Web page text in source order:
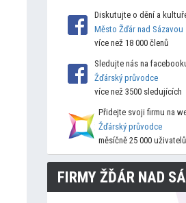
Diskutujte o dění a
Město Žďár nad Sázavou
více než 18 000 členů
Sledujte nás na
Žďárský průvodce
více než 3500 sledujících
Přidejte svoji firmu na
Žďárský průvodce
měsíčně 25 000 uživatelů
FIRMY ŽĎÁR NAD